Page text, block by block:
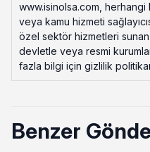
www.isinolsa.com,
veya kamu hizmeti
özel sektör hizmetleri
devletle veya resmi
fazla bilgi için gizlilik
Benzer